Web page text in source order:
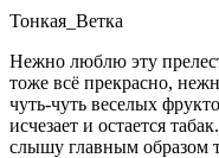
Тонкая_Ветка
Нежно люблю эту
тоже всё прекрасно,
чуть-чуть веселых
исчезает и остается
слышу главным образом